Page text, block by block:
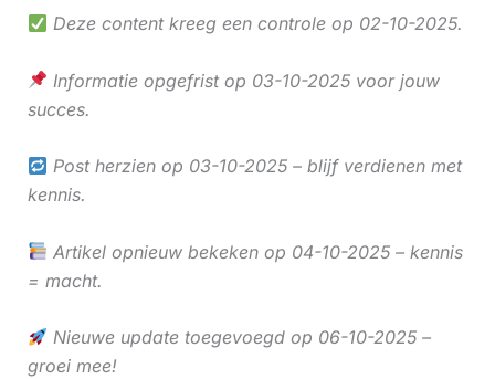
Deze content kreeg een controle op 02-10-2025.
Informatie opgefrist op 03-10-2025 voor jouw
succes.
Post herzien op 03-10-2025 – blijf verdienen met
kennis.
Artikel opnieuw bekeken op 04-10-2025 – kennis
= macht.
Nieuwe update toegevoegd op 06-10-2025 –
groei mee!